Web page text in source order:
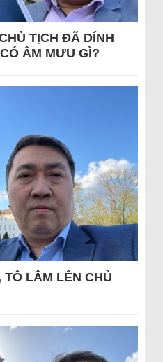
TỊCH ĐÃ DÍNH
ÂM MƯU GÌ?
LÂM LÊN CHỦ